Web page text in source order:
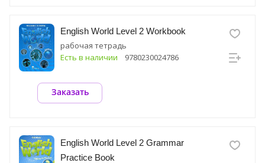
English World Level 2 Workbook
рабочая тетрадь
Есть в наличии
9780230024786
Заказать
English World Level 2 Grammar
Practice Book